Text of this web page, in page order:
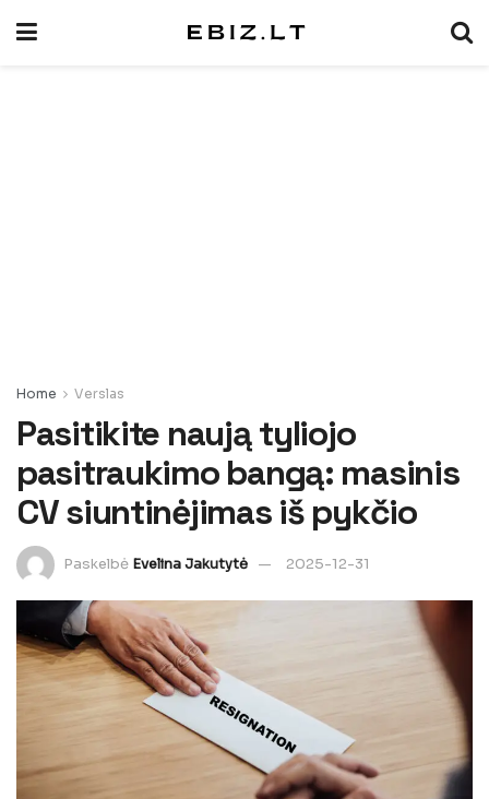
Home Verslas
Pasitikite naują tyliojo
pasitraukimo bangą: masinis
CV siuntinėjimas iš pykčio
Paskelbė Evelina Jakutytė 2025-12-31